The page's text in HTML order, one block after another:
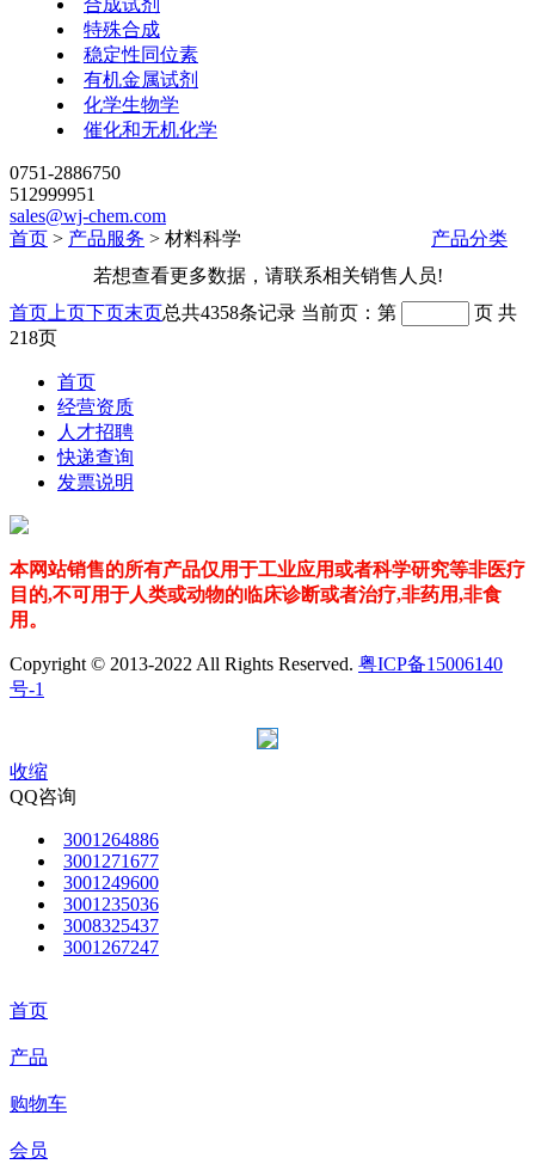
合成试剂
特殊合成
稳定性同位素
有机金属试剂
化学生物学
催化和无机化学
0751-2886750
512999951
sales@wj-chem.com
产品分类
首页 > 产品服务 > 材料科学
若想查看更多数据，请联系相关销售人员!
首页 上页下页末页总共4358条记录 当前页：第 页 共
218页
首页
经营资质
人才招聘
快递查询
发票说明
本网站销售的所有产品仅用于工业应用或者科学研究等非医疗
目的,不可用于人类或动物的临床诊断或者治疗,非药用,非食
用。
Copyright © 2013-2022 All Rights Reserved. 粤ICP备15006140
号-1
收缩
QQ咨询
3001264886
3001271677
3001249600
3001235036
3008325437
3001267247
首页
产品
购物车
会员